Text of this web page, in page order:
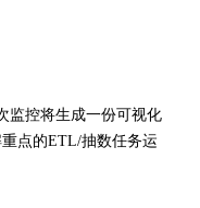
监控将生成一份可视化
点的ETL/抽数任务运